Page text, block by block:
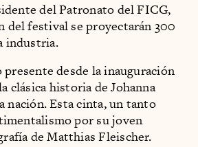
del Patronato del FICG,
del festival se proyectarán 300
industria.
desde la inauguración
clásica historia de Johanna
nación. Esta cinta, un tanto
por su joven
de Matthias Fleischer.